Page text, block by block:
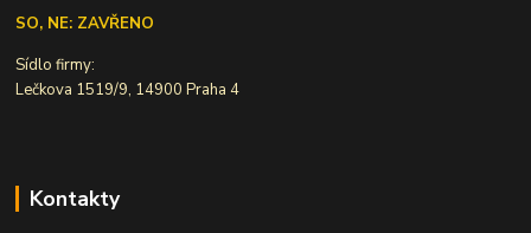
SO, NE: ZAVŘENO
Sídlo firmy:
Lečkova 1519/9, 14900 Praha 4
Kontakty